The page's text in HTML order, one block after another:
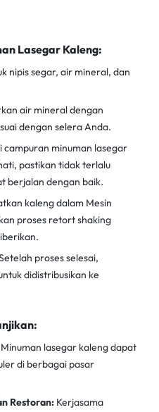
Lasegar Kaleng:
nipis segar, air mineral, dan
air mineral dengan
dengan selera Anda.
campuran minuman lasegar
pastikan tidak terlalu
berjalan dengan baik.
kaleng dalam Mesin
proses retort shaking
proses selesai,
didistribusikan ke
Minuman lasegar kaleng dapat
di berbagai pasar
Restoran: Kerjasama